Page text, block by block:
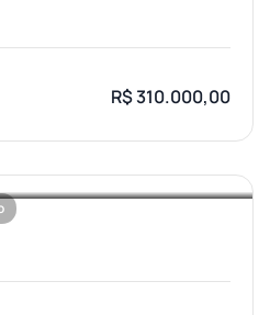
R$ 310.000,00